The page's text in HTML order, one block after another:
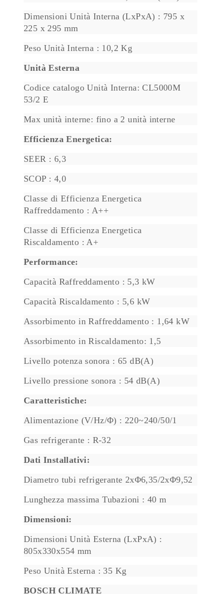
Dimensioni Unità Interna (LxPxA) : 795 x
225 x 295 mm
Peso Unità Interna : 10,2 Kg
Unità Esterna
Codice catalogo Unità Interna: CL5000M
53/2 E
Max unità interne: fino a 2 unità interne
Efficienza Energetica:
SEER : 6,3
SCOP : 4,0
Classe di Efficienza Energetica
Raffreddamento : A++
Classe di Efficienza Energetica
Riscaldamento : A+
Performance:
Capacità Raffreddamento : 5,3 kW
Capacità Riscaldamento : 5,6 kW
Assorbimento in Raffreddamento : 1,64 kW
Assorbimento in Riscaldamento: 1,5
Livello potenza sonora : 65 dB(A)
Livello pressione sonora : 54 dB(A)
Caratteristiche:
Alimentazione (V/Hz/Φ) : 220~240/50/1
Gas refrigerante : R-32
Dati Installativi:
Diametro tubi refrigerante 2xΦ6,35/2xΦ9,52
Lunghezza massima Tubazioni : 40 m
Dimensioni:
Dimensioni Unità Esterna (LxPxA) :
805x330x554 mm
Peso Unità Esterna : 35 Kg
BOSCH CLIMATE